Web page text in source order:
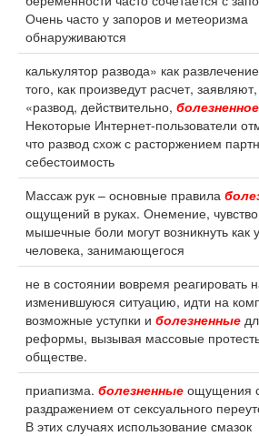
Очень часто у запоров и метеоризма
обнаруживаются
калькулятор развода» как
того, как произведут расчет,
«развод, действительно, болезненное
Некоторые Интернет-пользователи
что развод схож с расторжением
себестоимость
Массаж рук – основные правила
ощущений в руках. Онемение, чувство
мышечные боли могут возникнуть как у
человека, занимающегося
не в состоянии вовремя реагировать
изменившуюся ситуацию, идти на
возможные уступки и болезненные
реформы, вызывая массовые
обществе.
приапизма. болезненные ощущения
раздражением от сексуального
В этих случаях использование смазок